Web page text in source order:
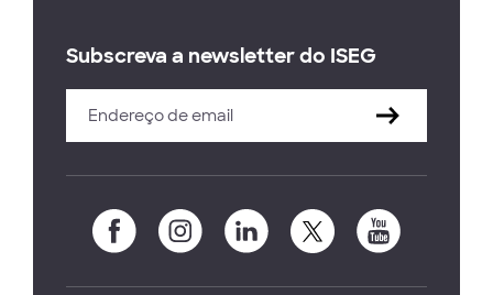
Subscreva a newsletter do ISEG